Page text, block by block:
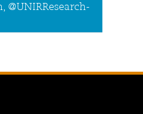
@UNIRResearch-